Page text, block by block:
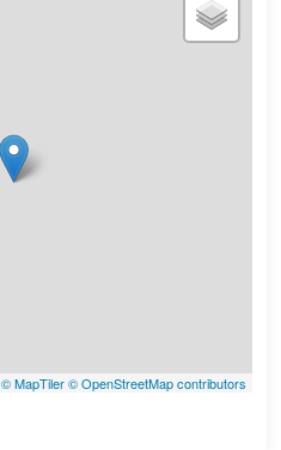
© MapTiler© OpenStreetMap contributors